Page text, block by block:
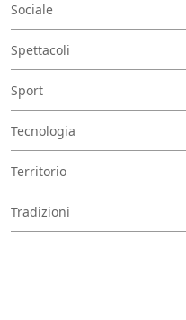
Sociale
Spettacoli
Sport
Tecnologia
Territorio
Tradizioni